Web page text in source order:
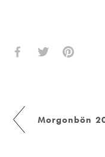
Morgonbön